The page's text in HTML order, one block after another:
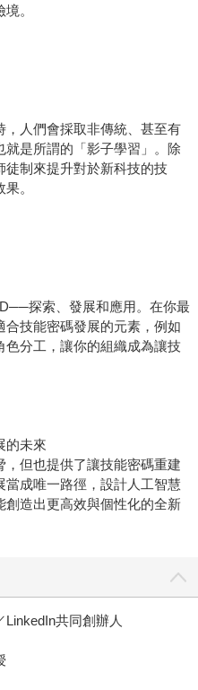
。
人們會採取非傳統、甚至有
就是所謂的「影子學習」。除
徒制來提升對於新科技的技
。
探索、發展和應用。在你最
技能密碼發展的元素，例如
分工，讓你的組織成為讓技
的未來
，但也提供了讓技能密碼重建
當成唯一路徑，設計人工智慧
造出更高效與個性化的全新
共同創辦人